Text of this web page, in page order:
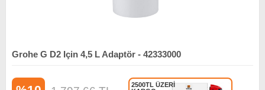
Grohe G D2 Için 4,5 L Adaptör - 42333000
2500TL ÜZERİ